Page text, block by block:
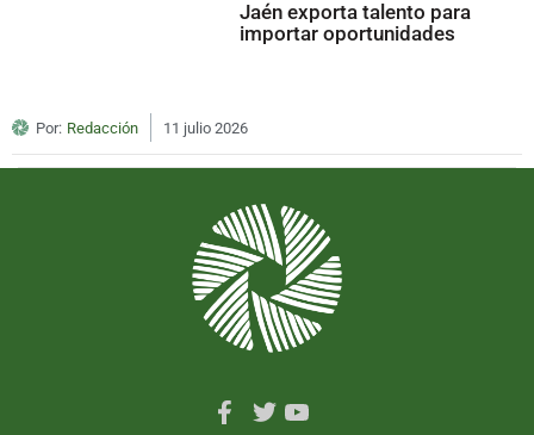
Jaén exporta talento para
importar oportunidades
Por: Redacción 11 julio 2026